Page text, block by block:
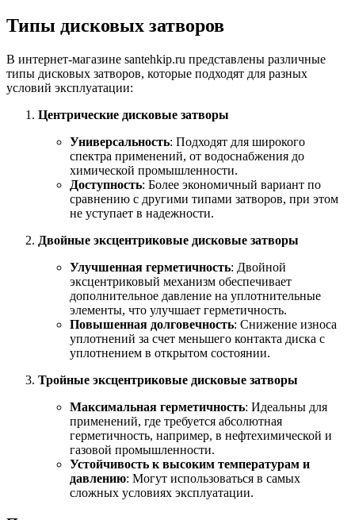
Типы дисковых затворов
В интернет-магазине santehkip.ru представлены различные
типы дисковых затворов, которые подходят для разных
условий эксплуатации:
Центрические дисковые затворы
Универсальность: Подходят для широкого
спектра применений, от водоснабжения до
химической промышленности.
Доступность: Более экономичный вариант по
сравнению с другими типами затворов, при этом
не уступает в надежности.
Двойные эксцентриковые дисковые затворы
Улучшенная герметичность: Двойной
эксцентриковый механизм обеспечивает
дополнительное давление на уплотнительные
элементы, что улучшает герметичность.
Повышенная долговечность: Снижение износа
уплотнений за счет меньшего контакта диска с
уплотнением в открытом состоянии.
Тройные эксцентриковые дисковые затворы
Максимальная герметичность: Идеальны для
применений, где требуется абсолютная
герметичность, например, в нефтехимической и
газовой промышленности.
Устойчивость к высоким температурам и
давлению: Могут использоваться в самых
сложных условиях эксплуатации.